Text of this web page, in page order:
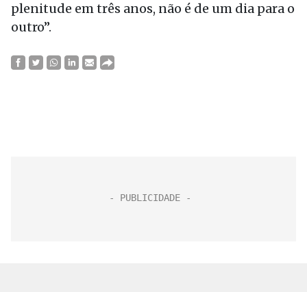
plenitude em três anos, não é de um dia para o
outro”.